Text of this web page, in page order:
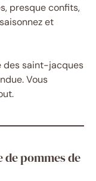
presque confits,
et
des saint-jacques
Vous
pommes de